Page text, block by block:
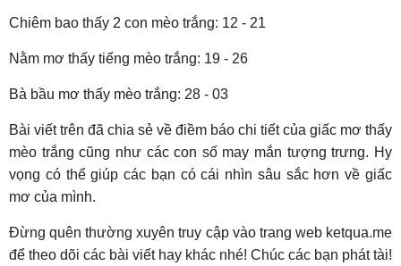
Chiêm bao thấy 2 con mèo trắng: 12 - 21
Nằm mơ thấy tiếng mèo trắng: 19 - 26
Bà bầu mơ thấy mèo trắng: 28 - 03
Bài viết trên đã chia sẻ về điềm báo chi tiết của giấc mơ thấy
mèo trắng cũng như các con số may mắn tượng trưng. Hy
vọng có thể giúp các bạn có cái nhìn sâu sắc hơn về giấc
mơ của mình.
Đừng quên thường xuyên truy cập vào trang web ketqua.me
để theo dõi các bài viết hay khác nhé! Chúc các bạn phát tài!